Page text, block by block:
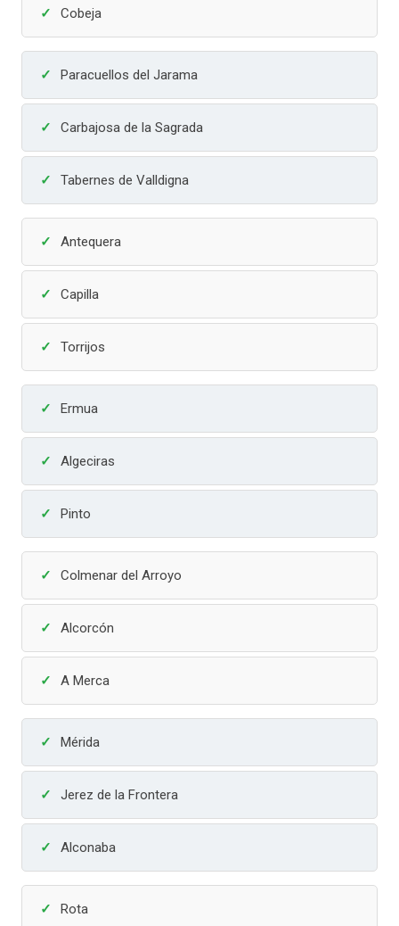
Cobeja
Paracuellos del Jarama
Carbajosa de la Sagrada
Tabernes de Valldigna
Antequera
Capilla
Torrijos
Ermua
Algeciras
Pinto
Colmenar del Arroyo
Alcorcón
A Merca
Mérida
Jerez de la Frontera
Alconaba
Rota